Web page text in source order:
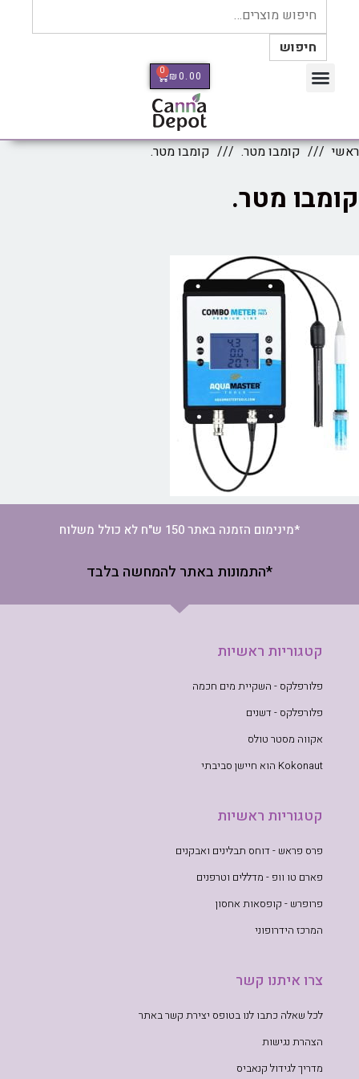
חיפוש
₪0.00
0
ראשי קומבו מטר. קומבו מטר.
קומבו מטר.
*מינימום הזמנה באתר 150 ש"ח לא כולל משלוח
*התמונות באתר להמחשה בלבד
קטגוריות ראשיות
פלורפלקס - השקיית מים חכמה
פלורפלקס - דשנים
אקווה מסטר טולס
Kokonaut הוא חיישן סביבתי
קטגוריות ראשיות
פרס פראש - דוחס תבלינים ואבקנים
פארם טו וופ - מדללים וטרפנים
פרופרש - קופסאות אחסון
המרכז הידרופוני
צרו איתנו קשר
לכל שאלה כתבו לנו בטופס יצירת קשר באתר
הצהרת נגישות
מדריך לגידול קנאביס